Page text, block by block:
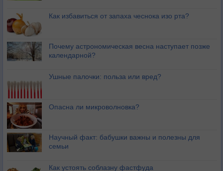
Как избавиться от запаха чеснока изо рта?
Почему астрономическая весна наступает позже
календарной?
Ушные палочки: польза или вред?
Опасна ли микроволновка?
Научный факт: бабушки важны и полезны для
семьи
Как устоять соблазну фастфуда